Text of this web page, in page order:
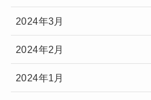
2024年3月
2024年2月
2024年1月